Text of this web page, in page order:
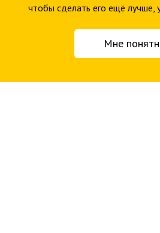
Подписывайтесь на нас
чтобы сделать его ещё лучше,
Мне